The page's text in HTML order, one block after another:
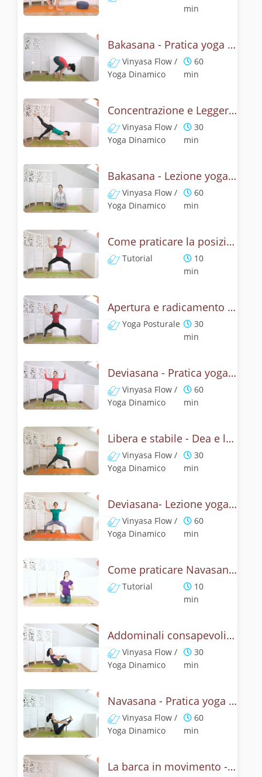
min
Bakasana - Pratica yoga con la tecnica della posizione del corvo
Vinyasa Flow /
Yoga Dinamico
60
min
Concentrazione e Leggerezza con la posizione del Corvo
Vinyasa Flow /
Yoga Dinamico
30
min
Bakasana - Lezione yoga con la mitologia della posizione del corvo
Vinyasa Flow /
Yoga Dinamico
60
min
Come praticare la posizione della Dea? Tutorial di Deviasana
Tutorial
10
min
Apertura e radicamento con la posizione della Dea
Yoga Posturale
30
min
Deviasana - Pratica yoga con la tecnica della posizione della Dea
Vinyasa Flow /
Yoga Dinamico
60
min
Libera e stabile - Dea e leone
Vinyasa Flow /
Yoga Dinamico
30
min
Deviasana- Lezione yoga con la mitologia della posizione della Dea
Vinyasa Flow /
Yoga Dinamico
60
min
Come praticare Navasana, la posizione della barca? Tutorial
Tutorial
10
min
Addominali consapevoli con la posizione della barca
Vinyasa Flow /
Yoga Dinamico
30
min
Navasana - Pratica yoga con la tecnica della posizione della barca
Vinyasa Flow /
Yoga Dinamico
60
min
La barca in movimento - Addominali con Navasana